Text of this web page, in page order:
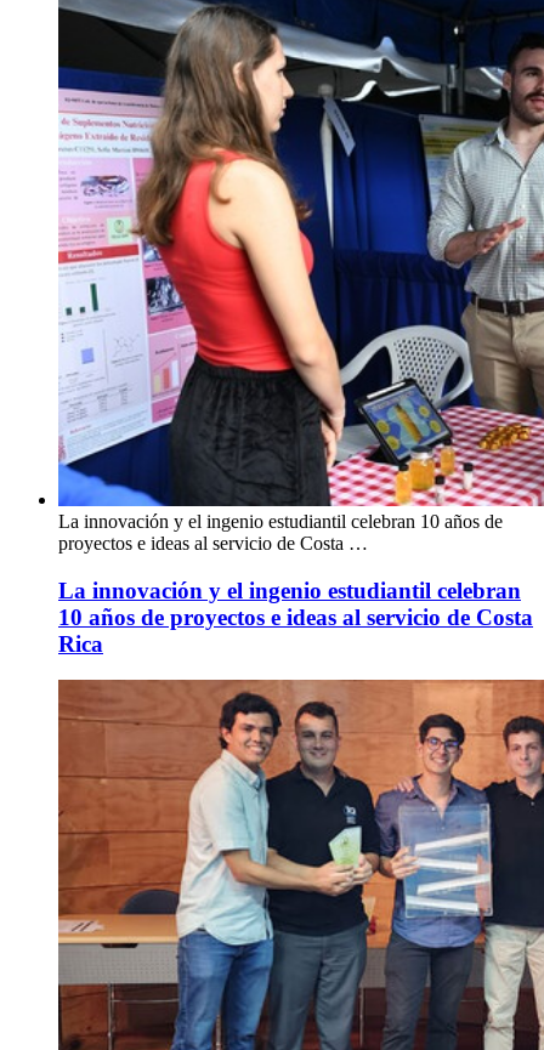
La innovación y el ingenio estudiantil celebran 10 años de
proyectos e ideas al servicio de Costa …
La innovación y el ingenio estudiantil celebran
10 años de proyectos e ideas al servicio de Costa
Rica